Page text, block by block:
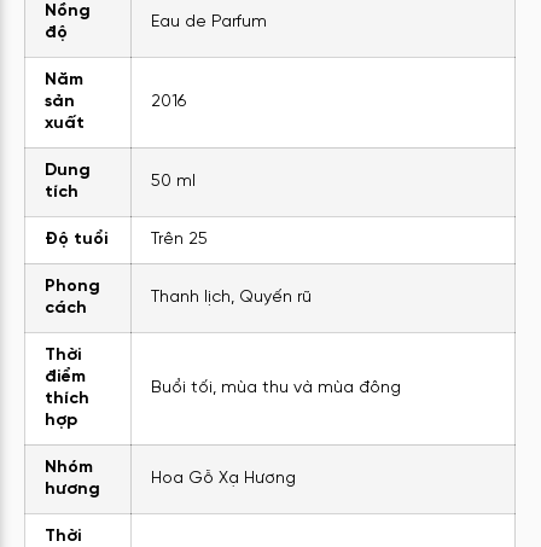
Nồng
độ
Eau de Parfum
Năm
sản
xuất
2016
Dung
tích
50 ml
Độ tuổi Trên 25
Phong
cách
Thanh lịch, Quyến rũ
Thời
điểm
thích
hợp
Buổi tối, mùa thu và mùa đông
Nhóm
hương
Hoa Gỗ Xạ Hương
Thời